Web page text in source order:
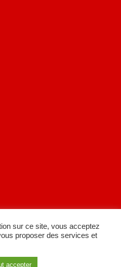
sur ce site, vous acceptez
proposer des services et
accepter